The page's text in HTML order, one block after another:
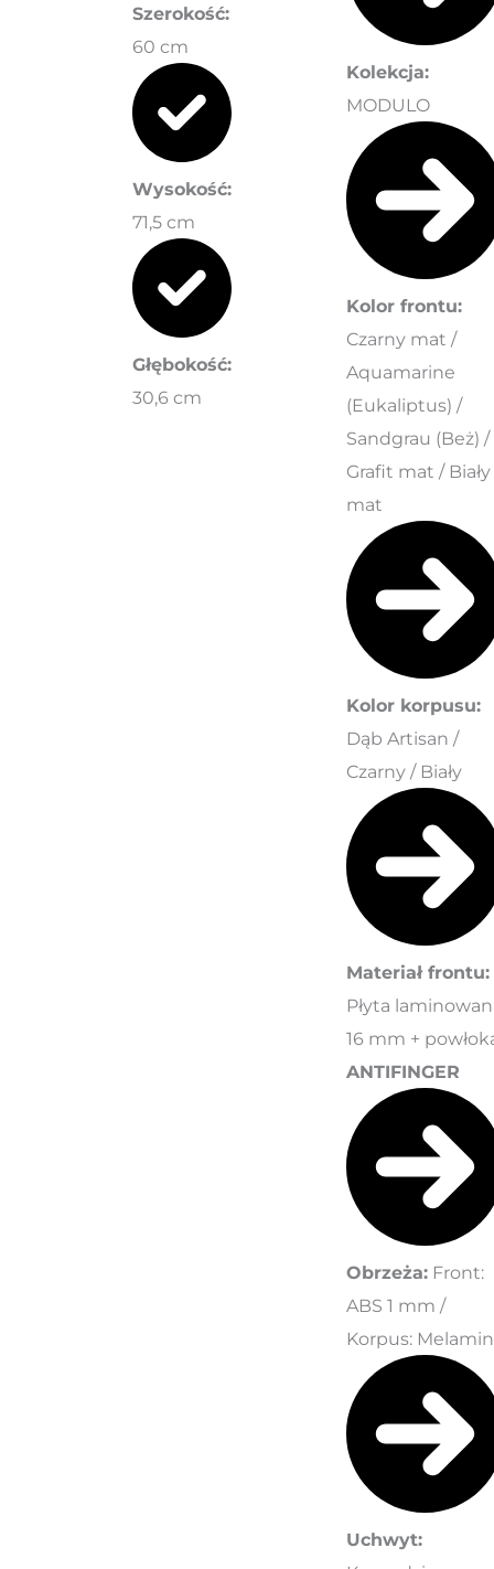
Szerokość:
60 cm
Wysokość:
71,5 cm
Głębokość:
30,6 cm
Kolekcja:
MODULO
Kolor frontu:
Czarny mat /
Aquamarine
(Eukaliptus) /
Sandgrau (Beż) /
Grafit mat / Biały
mat
Kolor korpusu:
Dąb Artisan /
Czarny / Biały
Materiał frontu:
Płyta
16 mm +
ANTIFINGER
Obrzeża: Front:
ABS 1 mm /
Korpus:
Uchwyt: